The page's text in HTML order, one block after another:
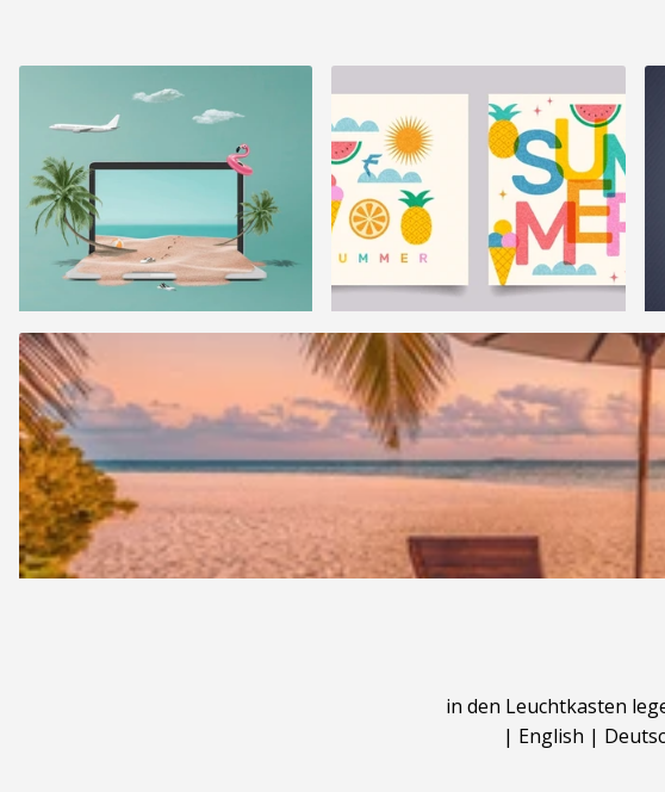
in den Leuchtkasten
| English |